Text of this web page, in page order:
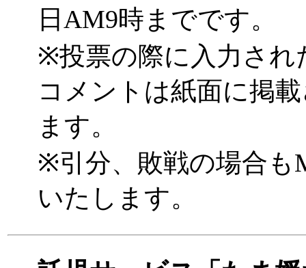
日AM9時までです。
※投票の際に入力され
コメントは紙面に掲
ます。
※引分、敗戦の場合も
いたします。